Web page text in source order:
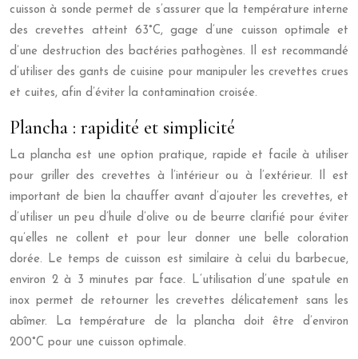
cuisson à sonde permet de s’assurer que la température interne
des crevettes atteint 63°C, gage d’une cuisson optimale et
d’une destruction des bactéries pathogènes. Il est recommandé
d’utiliser des gants de cuisine pour manipuler les crevettes crues
et cuites, afin d’éviter la contamination croisée.
Plancha : rapidité et simplicité
La plancha est une option pratique, rapide et facile à utiliser
pour griller des crevettes à l’intérieur ou à l’extérieur. Il est
important de bien la chauffer avant d’ajouter les crevettes, et
d’utiliser un peu d’huile d’olive ou de beurre clarifié pour éviter
qu’elles ne collent et pour leur donner une belle coloration
dorée. Le temps de cuisson est similaire à celui du barbecue,
environ 2 à 3 minutes par face. L’utilisation d’une spatule en
inox permet de retourner les crevettes délicatement sans les
abîmer. La température de la plancha doit être d’environ
200°C pour une cuisson optimale.